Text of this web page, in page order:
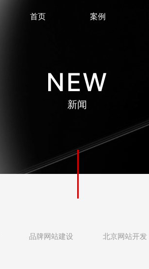
首页 案例
NEW
新闻
品牌网站建设 北京网站开发